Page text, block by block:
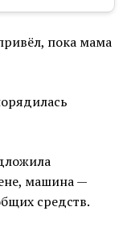
пока мама
машина —
средств.